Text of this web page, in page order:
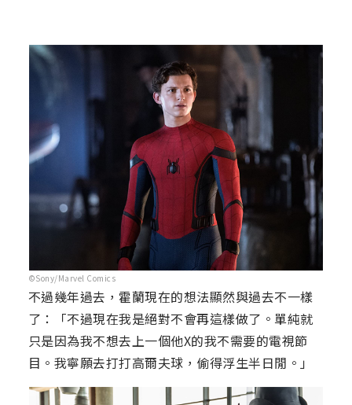
©Sony/Marvel Comics
不過幾年過去，霍蘭現在的想法顯然與過去不一樣
了：「不過現在我是絕對不會再這樣做了。單純就
只是因為我不想去上一個他X的我不需要的電視節
目。我寧願去打打高爾夫球，偷得浮生半日閒。」